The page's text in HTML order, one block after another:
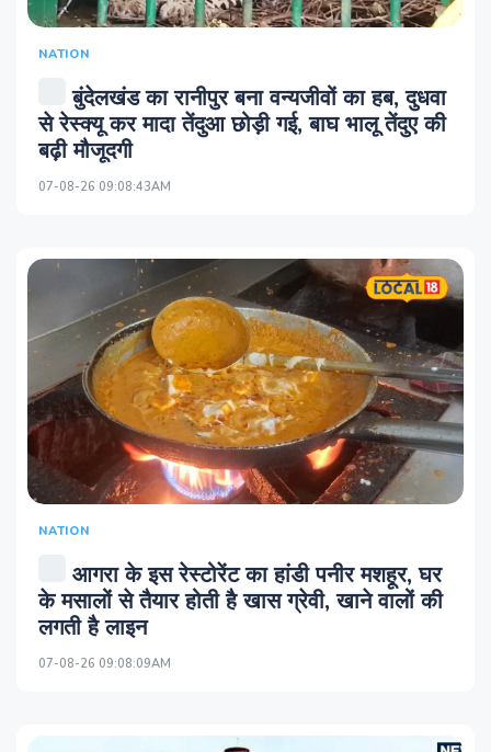
NATION
बुंदेलखंड का रानीपुर बना वन्यजीवों का हब, दुधवा
से रेस्क्यू कर मादा तेंदुआ छोड़ी गई, बाघ भालू तेंदुए की
बढ़ी मौजूदगी
07-08-26 09:08:43AM
NATION
आगरा के इस रेस्टोरेंट का हांडी पनीर मशहूर, घर
के मसालों से तैयार होती है खास ग्रेवी, खाने वालों की
लगती है लाइन
07-08-26 09:08:09AM